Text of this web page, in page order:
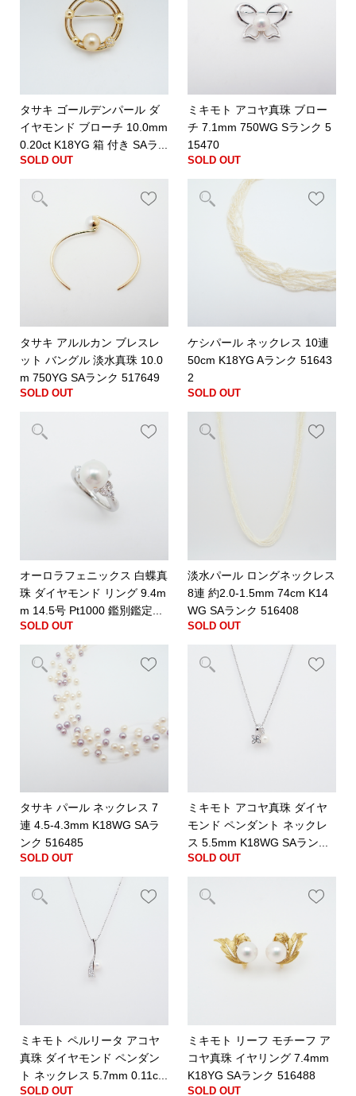
タサキ ゴールデンパール ダ
イヤモンド ブローチ 10.0mm
0.20ct K18YG 箱 付き SAラ...
SOLD OUT
ミキモト アコヤ真珠 ブロー
チ 7.1mm 750WG Sランク 5
15470
SOLD OUT
タサキ アルルカン ブレスレ
ット バングル 淡水真珠 10.0
m 750YG SAランク 517649
SOLD OUT
ケシパール ネックレス 10連
50cm K18YG Aランク 51643
2
SOLD OUT
オーロラフェニックス 白蝶真
珠 ダイヤモンド リング 9.4m
m 14.5号 Pt1000 鑑別鑑定...
SOLD OUT
淡水パール ロングネックレス
8連 約2.0-1.5mm 74cm K14
WG SAランク 516408
SOLD OUT
タサキ パール ネックレス 7
連 4.5-4.3mm K18WG SAラ
ンク 516485
SOLD OUT
ミキモト アコヤ真珠 ダイヤ
モンド ペンダント ネックレ
ス 5.5mm K18WG SAラン...
SOLD OUT
ミキモト ペルリータ アコヤ
真珠 ダイヤモンド ペンダン
ト ネックレス 5.7mm 0.11c...
SOLD OUT
ミキモト リーフ モチーフ ア
コヤ真珠 イヤリング 7.4mm
K18YG SAランク 516488
SOLD OUT